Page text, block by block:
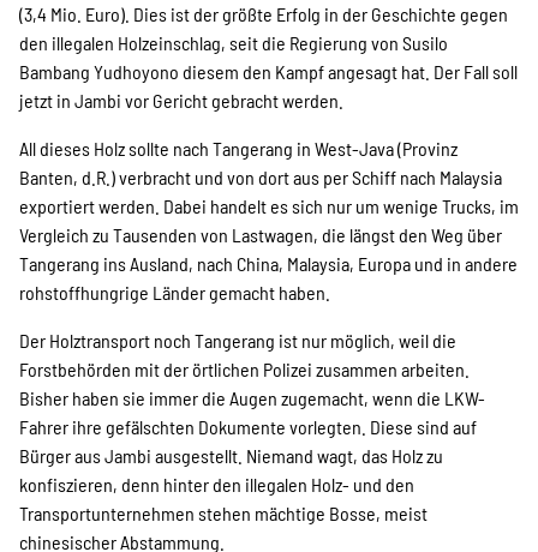
Indonesian
Suche
(3,4 Mio. Euro). Dies ist der größte Erfolg in der Geschichte gegen
den illegalen Holzeinschlag, seit die Regierung von Susilo
Bambang Yudhoyono diesem den Kampf angesagt hat. Der Fall soll
jetzt in Jambi vor Gericht gebracht werden.
All dieses Holz sollte nach Tangerang in West-Java (Provinz
Banten, d.R.) verbracht und von dort aus per Schiff nach Malaysia
exportiert werden. Dabei handelt es sich nur um wenige Trucks, im
Vergleich zu Tausenden von Lastwagen, die längst den Weg über
Tangerang ins Ausland, nach China, Malaysia, Europa und in andere
rohstoffhungrige Länder gemacht haben.
Der Holztransport noch Tangerang ist nur möglich, weil die
Forstbehörden mit der örtlichen Polizei zusammen arbeiten.
Bisher haben sie immer die Augen zugemacht, wenn die LKW-
Fahrer ihre gefälschten Dokumente vorlegten. Diese sind auf
Bürger aus Jambi ausgestellt. Niemand wagt, das Holz zu
konfiszieren, denn hinter den illegalen Holz- und den
Transportunternehmen stehen mächtige Bosse, meist
chinesischer Abstammung.